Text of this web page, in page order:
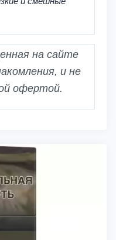
на сайте
и не
офертой.